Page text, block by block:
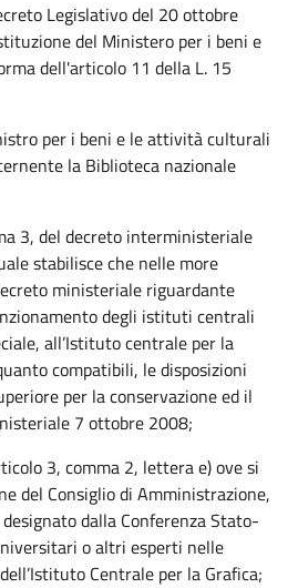
Legislativo del 20 ottobre
del Ministero per i beni e
dell'articolo 11 della L. 15
per i beni e le attività culturali
la Biblioteca nazionale
3, del decreto interministeriale
stabilisce che nelle more
ministeriale riguardante
degli istituti centrali
all’Istituto centrale per la
compatibili, le disposizioni
per la conservazione ed il
7 ottobre 2008;
3, comma 2, lettera e) ove si
del Consiglio di Amministrazione,
dalla Conferenza Stato-
o altri esperti nelle
Centrale per la Grafica;